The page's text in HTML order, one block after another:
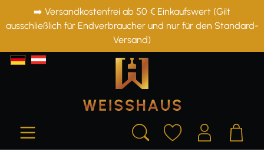
springen
➡️ Versandkostenfrei ab 50 € Einkaufswert (Gilt
ausschließlich für Endverbraucher und nur für den Standard-
Versand)